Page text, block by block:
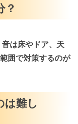
？
音は床やドア、天
囲で対策するのが
は難し